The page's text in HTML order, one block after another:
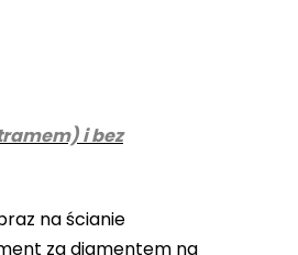
i bez
na ścianie
za diamentem na